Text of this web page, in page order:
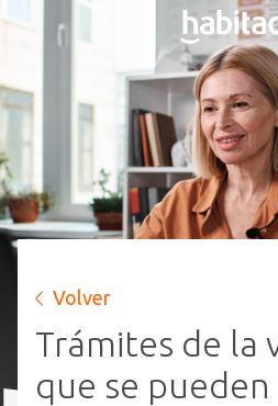
Volver
Trámites de la
que se